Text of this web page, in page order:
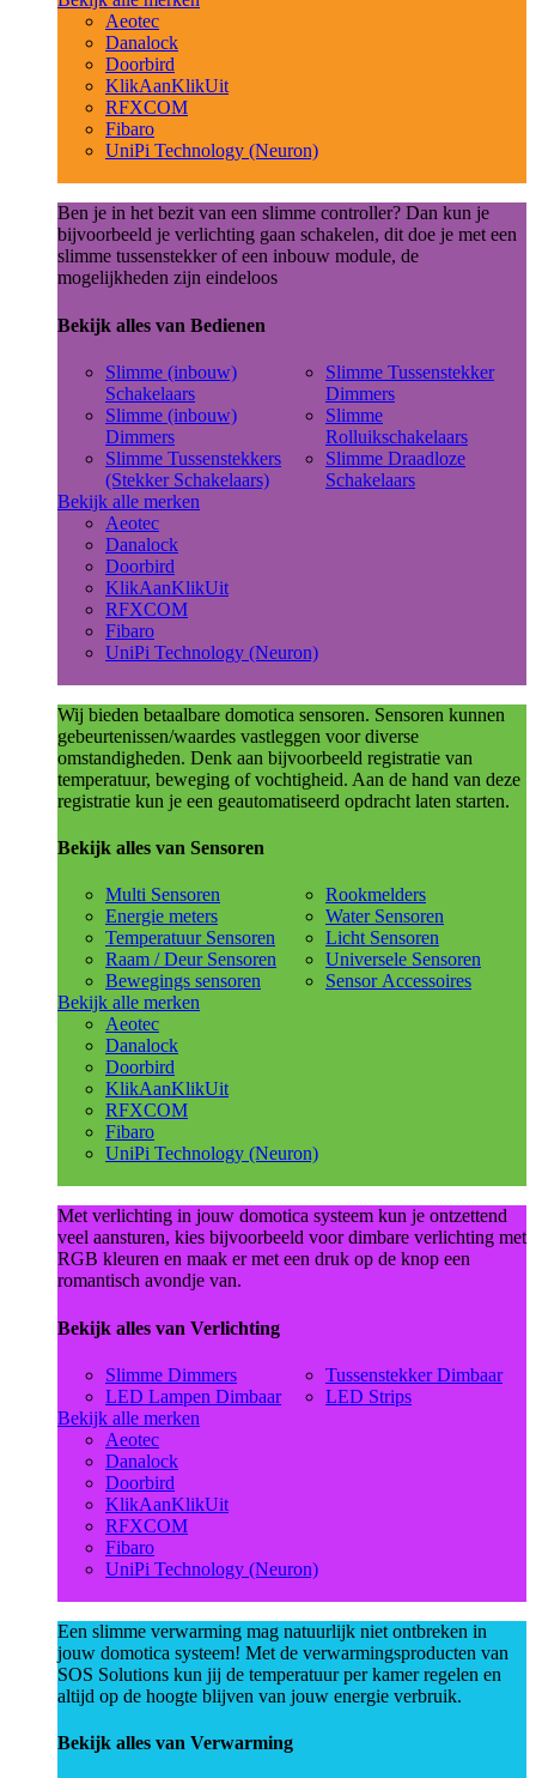
Aeotec
Danalock
Doorbird
KlikAanKlikUit
RFXCOM
Fibaro
UniPi Technology (Neuron)
Ben je in het bezit van een slimme controller? Dan kun je
bijvoorbeeld je verlichting gaan schakelen, dit doe je met een
slimme tussenstekker of een inbouw module, de
mogelijkheden zijn eindeloos
Bekijk alles van Bedienen
Slimme (inbouw)
Schakelaars
Slimme (inbouw)
Dimmers
Slimme Tussenstekkers
(Stekker Schakelaars)
Slimme Tussenstekker
Dimmers
Slimme
Rolluikschakelaars
Slimme Draadloze
Schakelaars
Bekijk alle merken
Aeotec
Danalock
Doorbird
KlikAanKlikUit
RFXCOM
Fibaro
UniPi Technology (Neuron)
Wij bieden betaalbare domotica sensoren. Sensoren kunnen
gebeurtenissen/waardes vastleggen voor diverse
omstandigheden. Denk aan bijvoorbeeld registratie van
temperatuur, beweging of vochtigheid. Aan de hand van deze
registratie kun je een geautomatiseerd opdracht laten starten.
Bekijk alles van Sensoren
Multi Sensoren
Energie meters
Temperatuur Sensoren
Raam / Deur Sensoren
Bewegings sensoren
Rookmelders
Water Sensoren
Licht Sensoren
Universele Sensoren
Sensor Accessoires
Bekijk alle merken
Aeotec
Danalock
Doorbird
KlikAanKlikUit
RFXCOM
Fibaro
UniPi Technology (Neuron)
Met verlichting in jouw domotica systeem kun je ontzettend
veel aansturen, kies bijvoorbeeld voor dimbare verlichting met
RGB kleuren en maak er met een druk op de knop een
romantisch avondje van.
Bekijk alles van Verlichting
Slimme Dimmers
LED Lampen Dimbaar
Tussenstekker Dimbaar
LED Strips
Bekijk alle merken
Aeotec
Danalock
Doorbird
KlikAanKlikUit
RFXCOM
Fibaro
UniPi Technology (Neuron)
Een slimme verwarming mag natuurlijk niet ontbreken in
jouw domotica systeem! Met de verwarmingsproducten van
SOS Solutions kun jij de temperatuur per kamer regelen en
altijd op de hoogte blijven van jouw energie verbruik.
Bekijk alles van Verwarming